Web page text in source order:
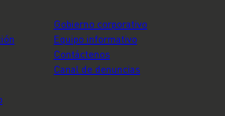
Gobierno corporativo
Equipo informativo
Contáctenos
Canal de denuncias